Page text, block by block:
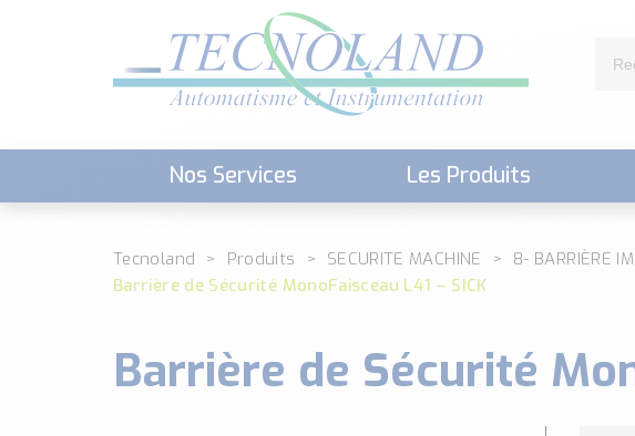
Nos Services Les Produits
Tecnoland Produits SECURITE MACHINE 8- BARRIÈRE
Barrière de Sécurité MonoFaisceau L41 – SICK
Barrière de Sécurité